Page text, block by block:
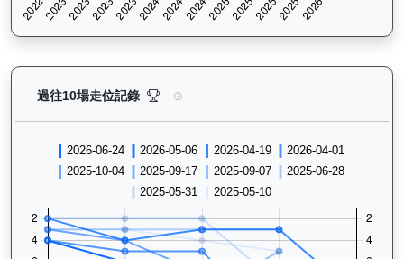
過往10場走位記錄 閃耀威龍（G427）— 過往走位記錄